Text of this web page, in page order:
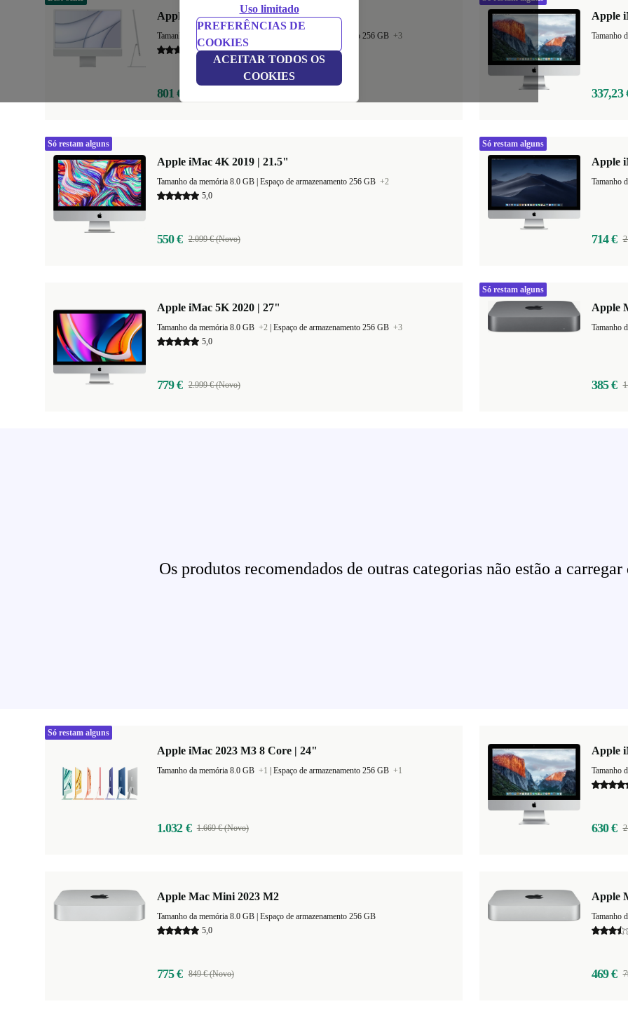
Uso limitado
PREFERÊNCIAS DE
COOKIES
ACEITAR TODOS OS
COOKIES
Apple iMac 2021 M1 | 24"
Tamanho da memória 8.0 GB Espaço de armazenamento 256 GB +3
5,0
801 €
Apple
337,23
Apple iMac 4K 2019 | 21.5"
Espaço de armazenamento 256 GB +2
5,0
550 € 2.099 € (Novo)
Só restam alguns
Apple
Tamanho
714 €
Só restam alguns
Apple iMac 5K 2020 | 27"
Tamanho da memória 8.0 GB +2 Espaço de armazenamento 256 GB +3
5,0
779 € 2.999 € (Novo)
Apple
Tamanho
385 €
Só restam alguns
Os produtos recomendados de outras categorias não estão a
Apple iMac 2023 M3 8 Core | 24"
Tamanho da memória 8.0 GB +1 Espaço de armazenamento 256 GB +1
1.032 € 1.669 € (Novo)
Só restam alguns
Apple
Tamanho
630 €
Apple Mac Mini 2023 M2
Espaço de armazenamento 256 GB
5,0
775 € 849 € (Novo)
Apple
Tamanho
469 €